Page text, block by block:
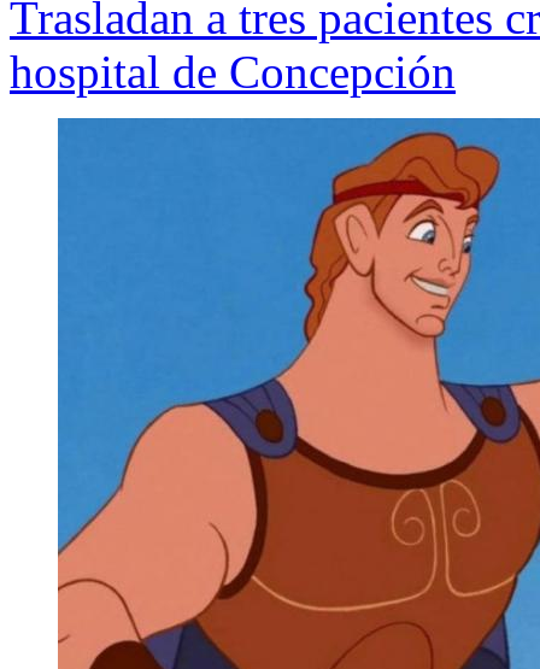
Trasladan a tres pacientes
hospital de Concepción